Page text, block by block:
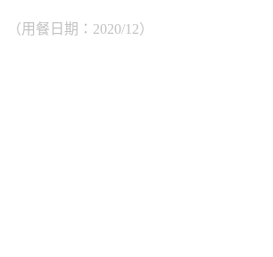
（用餐日期：2020/12）